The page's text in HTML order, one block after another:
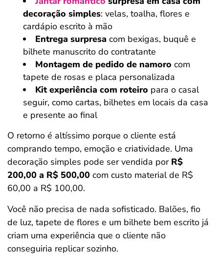
decoração simples: velas, toalha, flores e
cardápio escrito à mão
Entrega surpresa com bexigas, buquê e
bilhete manuscrito do contratante
Montagem de pedido de namoro com
tapete de rosas e placa personalizada
Kit experiência com roteiro para o casal
seguir, como cartas, bilhetes em locais da casa
e presente ao final
O retorno é altíssimo porque o cliente está
comprando tempo, emoção e criatividade. Uma
decoração simples pode ser vendida por R$
200,00 a R$ 500,00 com custo material de R$
60,00 a R$ 100,00.
Você não precisa de nada sofisticado. Balões, fio
de luz, tapete de flores e um bilhete bem escrito já
criam uma experiência que o cliente não
conseguiria replicar sozinho.